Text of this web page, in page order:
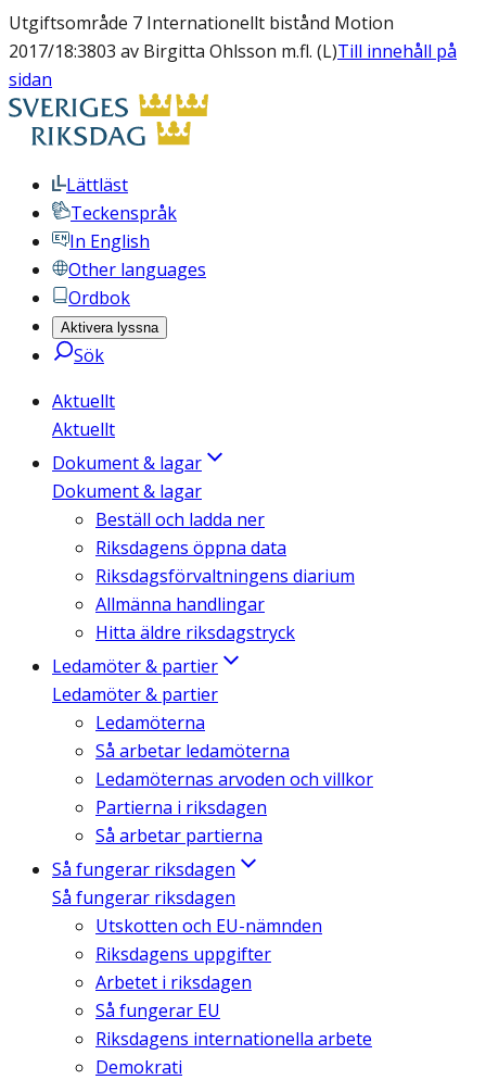
Utgiftsområde 7 Internationellt bistånd Motion
2017/18:3803 av Birgitta Ohlsson m.fl. (L)Till innehåll på
sidan
Lättläst
Teckenspråk
In English
Other languages
Ordbok
Aktivera lyssna
Sök
Aktuellt
Aktuellt
Dokument & lagar
Dokument & lagar
Beställ och ladda ner
Riksdagens öppna data
Riksdagsförvaltningens diarium
Allmänna handlingar
Hitta äldre riksdagstryck
Ledamöter & partier
Ledamöter & partier
Ledamöterna
Så arbetar ledamöterna
Ledamöternas arvoden och villkor
Partierna i riksdagen
Så arbetar partierna
Så fungerar riksdagen
Så fungerar riksdagen
Utskotten och EU-nämnden
Riksdagens uppgifter
Arbetet i riksdagen
Så fungerar EU
Riksdagens internationella arbete
Demokrati